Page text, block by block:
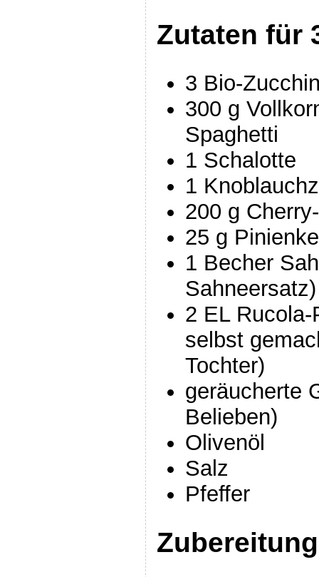
Zutaten für
3 Bio-
300 g
Spaghetti
1 Schalotte
1
200 g
25 g
1 Becher
Sahneersatz)
2 EL
selbst
Tochter)
geräucherte
Belieben)
Olivenöl
Salz
Pfeffer